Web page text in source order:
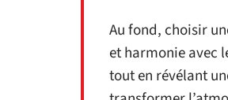
Au fond, choisir
et harmonie avec
tout en révélant